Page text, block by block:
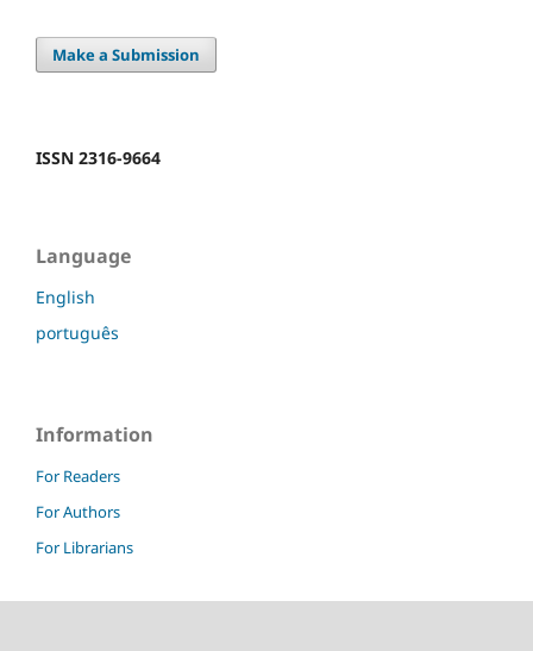
Make a Submission
ISSN 2316-9664
Language
English
português
Information
For Readers
For Authors
For Librarians